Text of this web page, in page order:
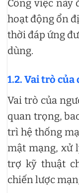
Công việc này
hoạt động ổn
thời đáp ứng
dùng.
1.2. Vai trò
Vai trò của
quan trọng,
trì hệ thống
mật mạng, xử
trợ kỹ thuật
chiến lược